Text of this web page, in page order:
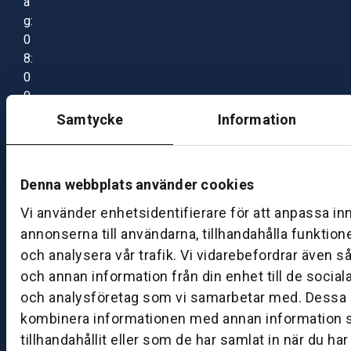
Samtycke Information
Denna webbplats använder cookies
Vi använder enhetsidentifierare för att anpassa
annonserna till användarna, tillhandahålla
och analysera vår trafik. Vi vidarebefordrar även
och annan information från din enhet till de
och analysföretag som vi samarbetar med. Dessa
kombinera informationen med annan information
tillhandahållit eller som de har samlat in när du
g:
0
8:
0
0
0
B
ut
ik
S
k
ö